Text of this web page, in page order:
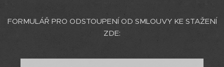
FORMULÁŘ PRO ODSTOUPENÍ OD SMLOUVY KE STAŽENÍ
ZDE: